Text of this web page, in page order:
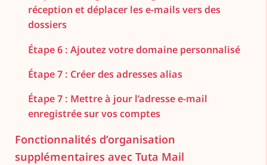
réception et déplacer les e-mails vers des
dossiers
Étape 6 : Ajoutez votre domaine personnalisé
Étape 7 : Créer des adresses alias
Étape 7 : Mettre à jour l’adresse e-mail
enregistrée sur vos comptes
Fonctionnalités d’organisation
supplémentaires avec Tuta Mail